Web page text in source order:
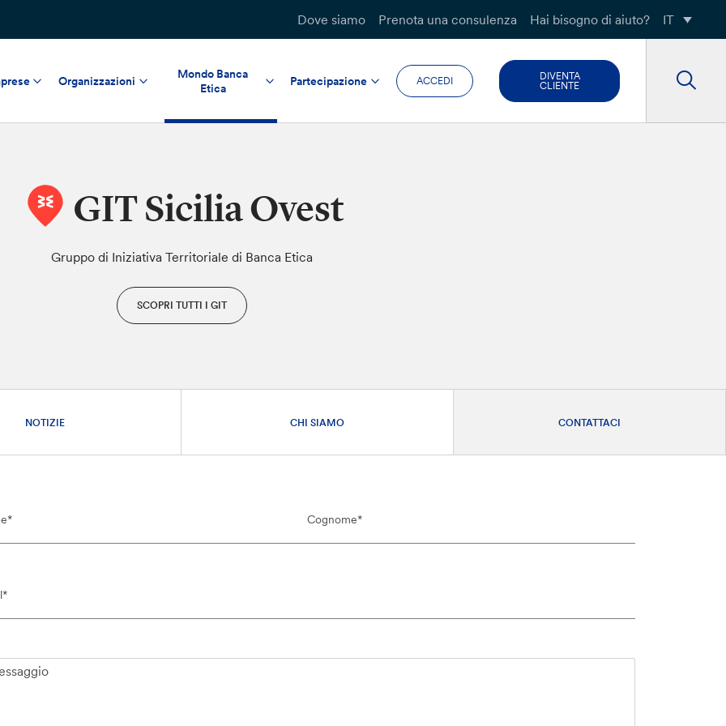
Dove siamo Prenota una consulenza Hai bisogno di aiuto? IT
Organizzazioni
Mondo Banca
Etica
Partecipazione ACCEDI
DIVENTA
CLIENTE
GIT Sicilia Ovest
Gruppo di Iniziativa Territoriale di Banca Etica
SCOPRI TUTTI I GIT
NOTIZIE CHI SIAMO CONTATTACI